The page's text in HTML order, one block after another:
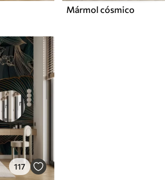
Mármol cósmico
117